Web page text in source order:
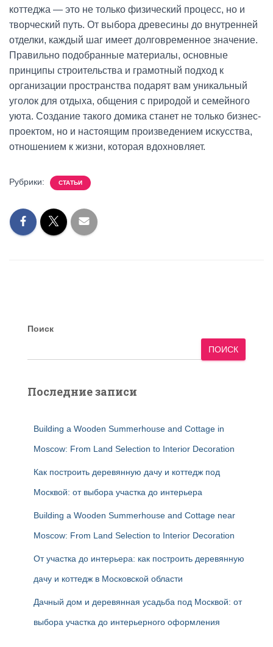
коттеджа — это не только физический процесс, но и
творческий путь. От выбора древесины до внутренней
отделки, каждый шаг имеет долговременное значение.
Правильно подобранные материалы, основные
принципы строительства и грамотный подход к
организации пространства подарят вам уникальный
уголок для отдыха, общения с природой и семейного
уюта. Создание такого домика станет не только бизнес-
проектом, но и настоящим произведением искусства,
отношением к жизни, которая вдохновляет.
Рубрики: СТАТЬИ
Поиск
ПОИСК
Последние записи
Building a Wooden Summerhouse and Cottage in
Moscow: From Land Selection to Interior Decoration
Как построить деревянную дачу и коттедж под
Москвой: от выбора участка до интерьера
Building a Wooden Summerhouse and Cottage near
Moscow: From Land Selection to Interior Decoration
От участка до интерьера: как построить деревянную
дачу и коттедж в Московской области
Дачный дом и деревянная усадьба под Москвой: от
выбора участка до интерьерного оформления